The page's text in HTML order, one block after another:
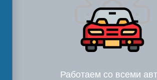
Работаем со всеми